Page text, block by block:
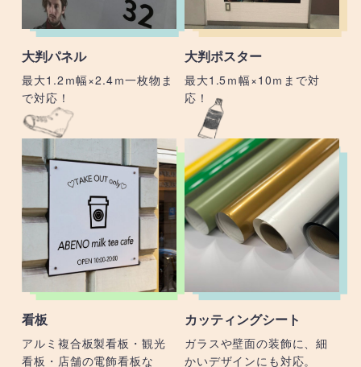
大判パネル
最大1.2ｍ幅×2.4ｍ一枚物ま
で対応！
大判ポスター
最大1.5ｍ幅×10ｍまで対
応！
看板
アルミ複合板製看板・観光
看板・店舗の電飾看板な
カッティングシート
ガラスや壁面の装飾に、細
かいデザインにも対応。